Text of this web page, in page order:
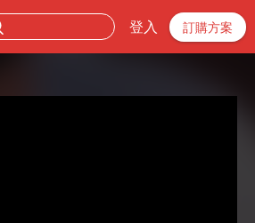
登入 訂購方案